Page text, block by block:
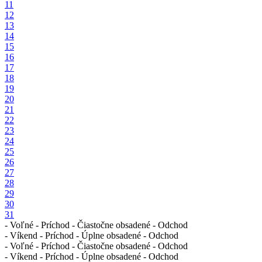
11
12
13
14
15
16
17
18
19
20
21
22
23
24
25
26
27
28
29
30
31
- Voľné - Príchod - Čiastočne obsadené - Odchod
- Víkend - Príchod - Úplne obsadené - Odchod
- Voľné - Príchod - Čiastočne obsadené - Odchod
- Víkend - Príchod - Úplne obsadené - Odchod